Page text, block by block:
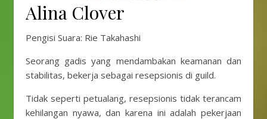
Alina Clover
Pengisi Suara: Rie Takahashi
Seorang gadis yang mendambakan keamanan dan
stabilitas, bekerja sebagai resepsionis di guild.
Tidak seperti petualang, resepsionis tidak terancam
kehilangan nyawa, dan karena ini adalah pekerjaan